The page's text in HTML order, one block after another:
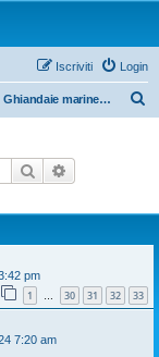
Login
Iscriviti
Ghiandaie marine 2024
Cerca
pm
1 … 30 31 32 33
7:20 am